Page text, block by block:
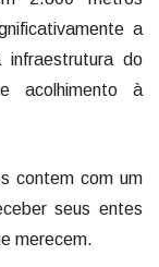
a
do
acolhimento à
contem com um
seus entes
merecem.